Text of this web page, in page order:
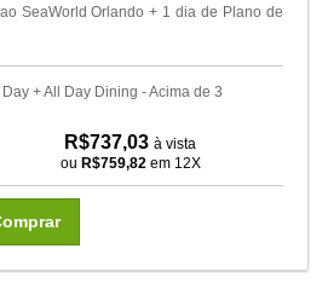
SeaWorld Orlando + 1 dia de Plano de
+ All Day Dining - Acima de 3
R$737,03à vista
ou R$759,82 em 12X